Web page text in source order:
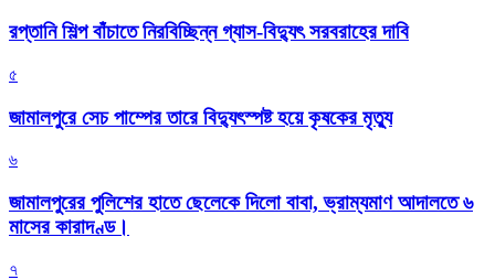
রপ্তানি শিল্প বাঁচাতে নিরবিচ্ছিন্ন গ্যাস-বিদ্যুৎ সরবরাহের দাবি
৫
জামালপুরে সেচ পাম্পের তারে বিদ্যুৎস্পষ্ট হয়ে কৃষকের মৃত্যু
৬
জামালপুরের পুলিশের হাতে ছেলেকে দিলো বাবা, ভ্রাম্যমাণ আদালতে ৬
মাসের কারাদণ্ড।
৭